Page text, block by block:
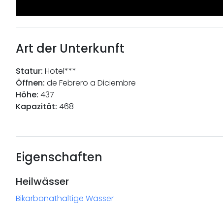
Art der Unterkunft
Statur: Hotel***
Öffnen: de Febrero a Diciembre
Höhe: 437
Kapazität: 468
Eigenschaften
Heilwässer
Bikarbonathaltige Wässer